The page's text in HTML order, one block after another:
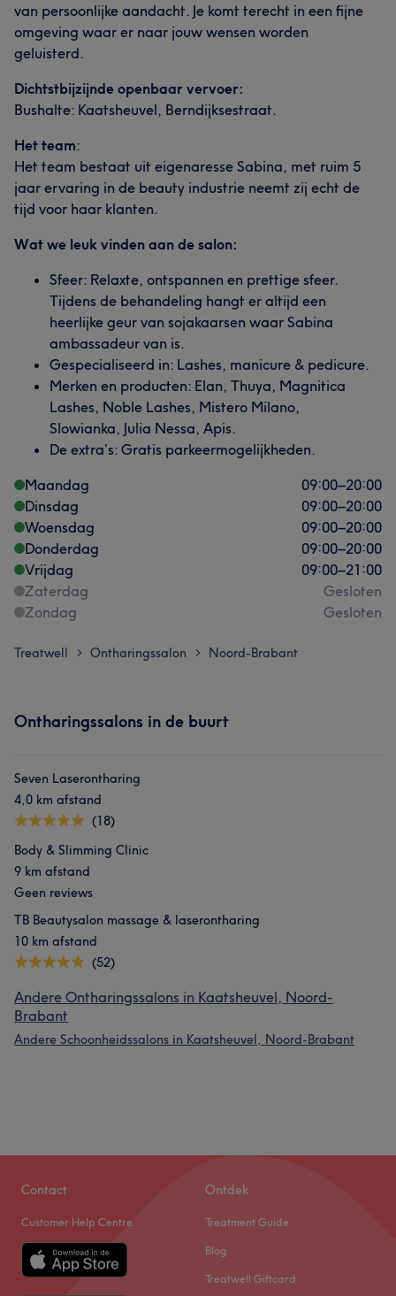
van persoonlijke aandacht. Je komt terecht in een fijne
omgeving waar er naar jouw wensen worden
geluisterd.
Dichtstbijzijnde openbaar vervoer:
Bushalte: Kaatsheuvel, Berndijksestraat.
Het team:
Het team bestaat uit eigenaresse Sabina, met ruim 5
jaar ervaring in de beauty industrie neemt zij echt de
tijd voor haar klanten.
Wat we leuk vinden aan de salon:
Sfeer: Relaxte, ontspannen en prettige sfeer.
Tijdens de behandeling hangt er altijd een
heerlijke geur van sojakaarsen waar Sabina
ambassadeur van is.
Gespecialiseerd in: Lashes, manicure & pedicure.
Merken en producten: Elan, Thuya, Magnitica
Lashes, Noble Lashes, Mistero Milano,
Slowianka, Julia Nessa, Apis.
De extra’s: Gratis parkeermogelijkheden.
Maandag
09:00–20:00
Dinsdag
09:00–20:00
Woensdag
09:00–20:00
Donderdag
09:00–20:00
Vrijdag
09:00–21:00
Zaterdag
Gesloten
Zondag
Gesloten
Treatwell > Ontharingssalon > Noord-Brabant
Ontharingssalons in de buurt
Seven Laserontharing
4,0 km afstand
(18)
Body & Slimming Clinic
9 km afstand
Geen reviews
TB Beautysalon massage & laserontharing
10 km afstand
(52)
Andere Ontharingssalons in Kaatsheuvel, Noord-
Brabant
Andere Schoonheidssalons in Kaatsheuvel, Noord-Brabant
Contact
Customer Help Centre
Ontdek
Treatment Guide
Blog
Treatwell Giftcard